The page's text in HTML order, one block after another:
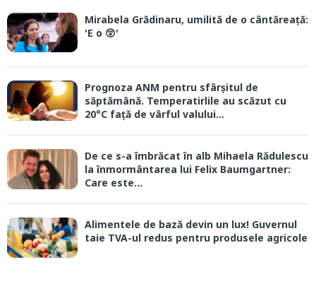
Mirabela Grădinaru, umilită de o cântăreață:
'E o 😲'
Prognoza ANM pentru sfârșitul de
săptămână. Temperatirlile au scăzut cu
20°C față de vârful valului...
De ce s-a îmbrăcat în alb Mihaela Rădulescu
la înmormântarea lui Felix Baumgartner:
Care este...
Alimentele de bază devin un lux! Guvernul
taie TVA-ul redus pentru produsele agricole